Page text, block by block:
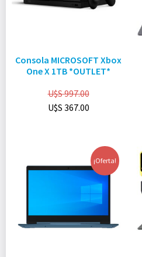
Consola MICROSOFT Xbox
One X 1TB *OUTLET*
U$S997.00
U$S 367.00
¡Oferta!